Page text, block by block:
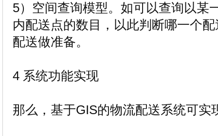
5）空间查询模型。如可以查询以某
内配送点的数目，以此判断哪一个
配送做准备。
4 系统功能实现
那么，基于GIS的物流配送系统可实